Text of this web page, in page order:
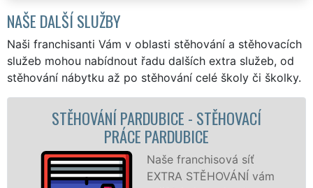
NAŠE DALŠÍ SLUŽBY
Naši franchisanti Vám v oblasti stěhování a stěhovacích
služeb mohou nabídnout řadu dalších extra služeb, od
stěhování nábytku až po stěhování celé školy či školky.
vám
STĚHOVACÍ SLUŽBA
STĚHOVACÍ FIRMA
stěhovací